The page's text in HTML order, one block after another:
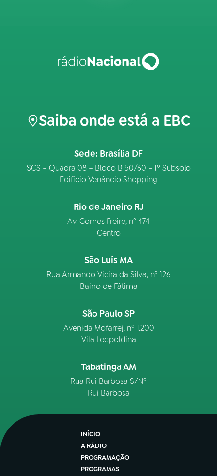
Saiba onde está a EBC
Sede: Brasília DF
SCS – Quadra 08 – Bloco B 50/60 – 1º Subsolo
Edifício Venâncio Shopping
Rio de Janeiro RJ
Av. Gomes Freire, n° 474
Centro
São Luís MA
Rua Armando Vieira da Silva, nº 126
Bairro de Fátima
São Paulo SP
Avenida Mofarrej, nº 1.200
Vila Leopoldina
Tabatinga AM
Rua Rui Barbosa S/Nº
Rui Barbosa
INÍCIO
A RÁDIO
PROGRAMAÇÃO
PROGRAMAS